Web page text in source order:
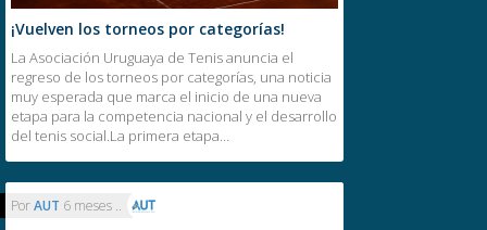
¡Vuelven los torneos por categorías!
La Asociación Uruguaya de Tenis anuncia el
regreso de los torneos por categorías, una noticia
muy esperada que marca el inicio de una nueva
etapa para la competencia nacional y el desarrollo
del tenis social.La primera etapa…
PorAUT 6 meses ..